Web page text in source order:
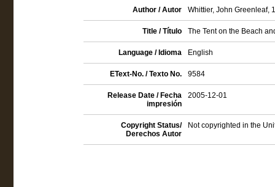
Author / Autor
Whittier, John Greenleaf,
Title / Título The Tent on the Beach
Language / Idioma English
EText-No. / Texto No. 9584
Release Date / Fecha
impresión
2005-12-01
Copyright Status/
Derechos Autor
Not copyrighted in the